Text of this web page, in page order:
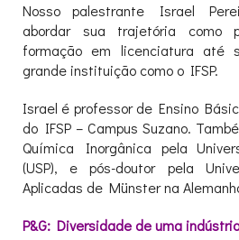
Nosso palestrante Israel
abordar sua trajetória como
formação em licenciatura até
grande instituição como o IFSP.
Israel é professor de Ensino
do IFSP – Campus Suzano.
Química Inorgânica pela
(USP), e pós-doutor pela
Aplicadas de Münster na
P&G: Diversidade de uma